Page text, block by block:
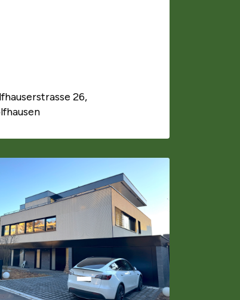
26,